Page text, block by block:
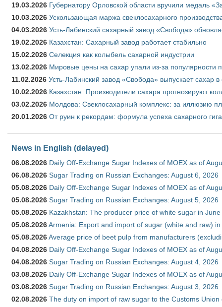
19.03.2026 Губернатору Орловской области вручили медаль
10.03.2026 Ускользающая маржа свеклосахарного
04.03.2026 Усть-Лабинский сахарный завод «Свобода»
19.02.2026 Казахстан: Сахарный завод работает стабильно
15.02.2026 Селекция как колыбель сахарной индустрии
13.02.2026 Мировые цены на сахар упали из-за популярности
11.02.2026 Усть-Лабинский завод «Свобода» выпускает сахар в
10.02.2026 Казахстан: Производители сахара прогнозируют
03.02.2026 Молдова: Свеклосахарный комплекс: за иллюзию
20.01.2026 От руин к рекордам: формула успеха сахарного
News in English (delayed)
06.08.2026 Daily Off-Exchange Sugar Indexes of MOEX as of
06.08.2026 Sugar Trading on Russian Exchanges: August 6, 2026
05.08.2026 Daily Off-Exchange Sugar Indexes of MOEX as of
05.08.2026 Sugar Trading on Russian Exchanges: August 5, 2026
05.08.2026 Kazakhstan: The producer price of white sugar in
05.08.2026Armenia: Export and import of sugar (white and raw)
05.08.2026Average price of beet pulp from manufacturers
04.08.2026 Daily Off-Exchange Sugar Indexes of MOEX as of
04.08.2026 Sugar Trading on Russian Exchanges: August 4, 2026
03.08.2026 Daily Off-Exchange Sugar Indexes of MOEX as of
03.08.2026 Sugar Trading on Russian Exchanges: August 3, 2026
02.08.2026 The duty on import of raw sugar to the Customs